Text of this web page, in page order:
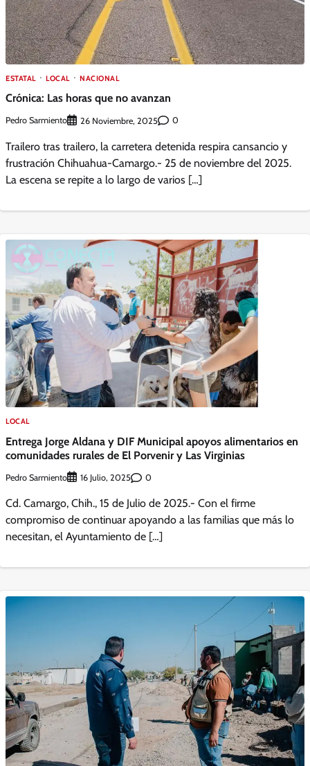
ESTATAL LOCAL NACIONAL
Crónica: Las horas que no avanzan
Pedro Sarmiento 26 Noviembre, 2025 0
Trailero tras trailero, la carretera detenida respira cansancio y
frustración Chihuahua-Camargo.- 25 de noviembre del 2025.
La escena se repite a lo largo de varios […]
LOCAL
Entrega Jorge Aldana y DIF Municipal apoyos alimentarios en
comunidades rurales de El Porvenir y Las Virginias
Pedro Sarmiento 16 Julio, 2025 0
Cd. Camargo, Chih., 15 de Julio de 2025.- Con el firme
compromiso de continuar apoyando a las familias que más lo
necesitan, el Ayuntamiento de […]